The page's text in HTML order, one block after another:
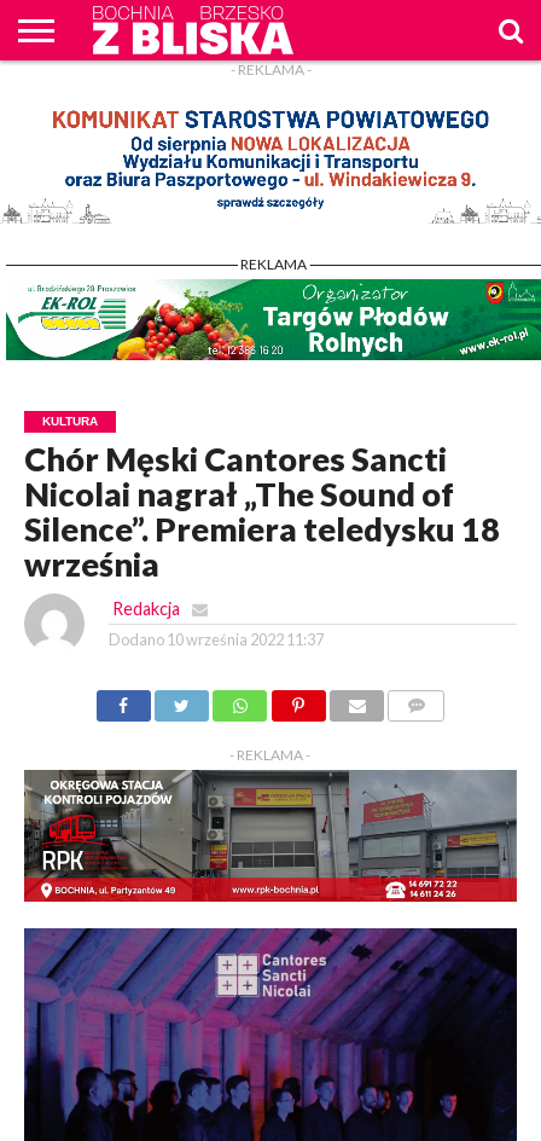
WPROST
REKLAM
- REKLAMA -
- REKLAMA -
KULTURA
Chór Męski Cantores Sancti
Nicolai nagrał „The Sound of
Silence”. Premiera teledysku 18
września
Redakcja
Dodano 10 września 2022 11:37
- REKLAMA -